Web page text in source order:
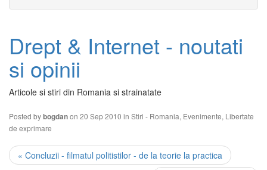
Drept & Internet - noutati
si opinii
Articole si stiri din Romania si strainatate
Posted bybogdanon 20 Sep 2010 in Stiri - Romania, Evenimente, Libertate
de exprimare
« Concluzii - filmatul politistilor - de la teorie la practica